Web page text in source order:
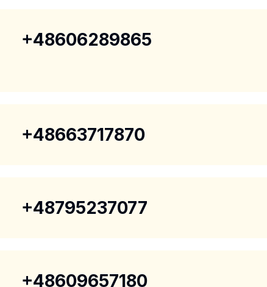
+48606289865
+48663717870
+48795237077
+48609657180